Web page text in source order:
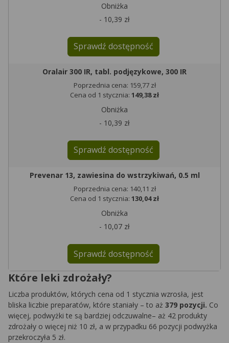
Obniżka
- 10,39 zł
Sprawdź dostępność
Oralair 300 IR, tabl. podjęzykowe, 300 IR
Poprzednia cena: 159,77 zł
Cena od 1 stycznia: 149,38 zł
Obniżka
- 10,39 zł
Sprawdź dostępność
Prevenar 13, zawiesina do wstrzykiwań, 0.5 ml
Poprzednia cena: 140,11 zł
Cena od 1 stycznia: 130,04 zł
Obniżka
- 10,07 zł
Sprawdź dostępność
Które leki zdrożały?
Liczba produktów, których cena od 1 stycznia wzrosła, jest
bliska liczbie preparatów, które staniały – to aż 379 pozycji. Co
więcej, podwyżki te są bardziej odczuwalne– aż 42 produkty
zdrożały o więcej niż 10 zł, a w przypadku 66 pozycji podwyżka
przekroczyła 5 zł.